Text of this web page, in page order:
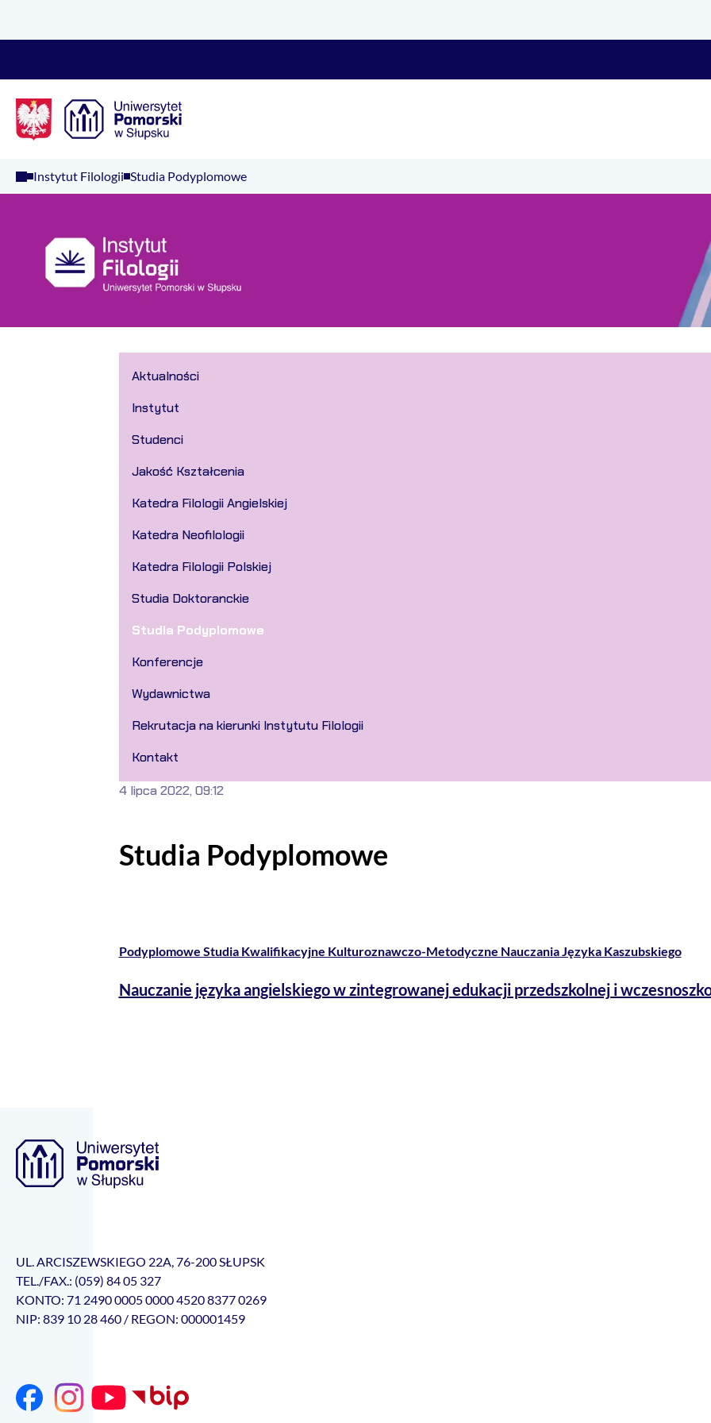
Instytut Filologii Studia Podyplomowe
Aktualności
Instytut
Studenci
Jakość Kształcenia
Katedra Filologii Angielskiej
Katedra Neofilologii
Katedra Filologii Polskiej
Studia Doktoranckie
Studia Podyplomowe
Konferencje
Wydawnictwa
Rekrutacja na kierunki Instytutu Filologii
Kontakt
Studia Podyplomowe
4 lipca 2022, 09:12
Podyplomowe Studia Kwalifikacyjne Kulturoznawczo-Metodyczne Nauczania Języka Kaszubskiego
Nauczanie języka angielskiego w zintegrowanej edukacji przedszkolnej i
UL. ARCISZEWSKIEGO 22A, 76-200 SŁUPSK
TEL./FAX.: (059) 84 05 327
KONTO: 71 2490 0005 0000 4520 8377 0269
NIP: 839 10 28 460 / REGON: 000001459